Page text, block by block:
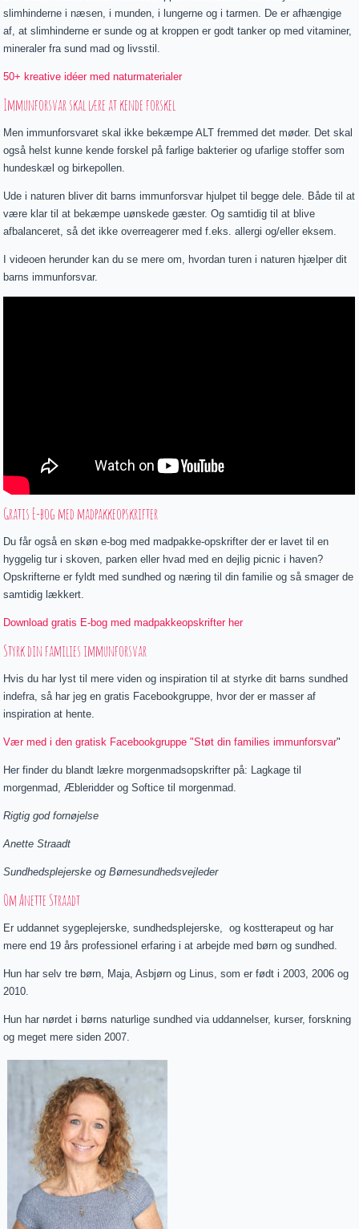
slimhinderne i næsen, i munden, i lungerne og i tarmen. De er afhængige
af, at slimhinderne er sunde og at kroppen er godt tanker op med vitaminer,
mineraler fra sund mad og livsstil.
50+ kreative idéer med naturmaterialer
Immunforsvar skal lære at kende forskel
Men immunforsvaret skal ikke bekæmpe ALT fremmed det møder. Det skal
også helst kunne kende forskel på farlige bakterier og ufarlige stoffer som
hundeskæl og birkepollen.
Ude i naturen bliver dit barns immunforsvar hjulpet til begge dele. Både til at
være klar til at bekæmpe uønskede gæster. Og samtidig til at blive
afbalanceret, så det ikke overreagerer med f.eks. allergi og/eller eksem.
I videoen herunder kan du se mere om, hvordan turen i naturen hjælper dit
barns immunforsvar.
Gratis E-bog med madpakkeopskrifter
Du får også en skøn e-bog med madpakke-opskrifter der er lavet til en
hyggelig tur i skoven, parken eller hvad med en dejlig picnic i haven?
Opskrifterne er fyldt med sundhed og næring til din familie og så smager de
samtidig lækkert.
Download gratis E-bog med madpakkeopskrifter her
Styrk din families immunforsvar
Hvis du har lyst til mere viden og inspiration til at styrke dit barns sundhed
indefra, så har jeg en gratis Facebookgruppe, hvor der er masser af
inspiration at hente.
Vær med i den gratisk Facebookgruppe "Støt din families immunforsvar"
Her finder du blandt lækre morgenmadsopskrifter på: Lagkage til
morgenmad, Æbleridder og Softice til morgenmad.
Rigtig god fornøjelse
Anette Straadt
Sundhedsplejerske og Børnesundhedsvejleder
Om Anette Straadt
Er uddannet sygeplejerske, sundhedsplejerske, og kostterapeut og har
mere end 19 års professionel erfaring i at arbejde med børn og sundhed.
Hun har selv tre børn, Maja, Asbjørn og Linus, som er født i 2003, 2006 og
2010.
Hun har nørdet i børns naturlige sundhed via uddannelser, kurser, forskning
og meget mere siden 2007.